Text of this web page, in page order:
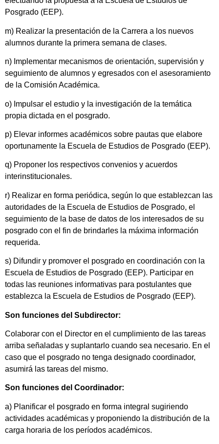
Posgrado (EEP).
m) Realizar la presentación de la Carrera a los nuevos
alumnos durante la primera semana de clases.
n) Implementar mecanismos de orientación, supervisión y
seguimiento de alumnos y egresados con el asesoramiento
de la Comisión Académica.
o) Impulsar el estudio y la investigación de la temática
propia dictada en el posgrado.
p) Elevar informes académicos sobre pautas que elabore
oportunamente la Escuela de Estudios de Posgrado (EEP).
q) Proponer los respectivos convenios y acuerdos
interinstitucionales.
r) Realizar en forma periódica, según lo que establezcan las
autoridades de la Escuela de Estudios de Posgrado, el
seguimiento de la base de datos de los interesados de su
posgrado con el fin de brindarles la máxima información
requerida.
s) Difundir y promover el posgrado en coordinación con la
Escuela de Estudios de Posgrado (EEP). Participar en
todas las reuniones informativas para postulantes que
establezca la Escuela de Estudios de Posgrado (EEP).
Son funciones del Subdirector:
Colaborar con el Director en el cumplimiento de las tareas
arriba señaladas y suplantarlo cuando sea necesario. En el
caso que el posgrado no tenga designado coordinador,
asumirá las tareas del mismo.
Son funciones del Coordinador:
a) Planificar el posgrado en forma integral sugiriendo
actividades académicas y proponiendo la distribución de la
carga horaria de los períodos académicos.